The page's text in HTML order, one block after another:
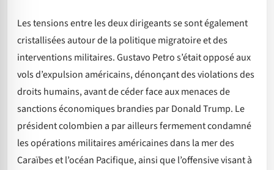
Les tensions entre les deux dirigeants se sont également
cristallisées autour de la politique migratoire et des
interventions militaires. Gustavo Petro s’était opposé aux
vols d’expulsion américains, dénonçant des violations des
droits humains, avant de céder face aux menaces de
sanctions économiques brandies par Donald Trump. Le
président colombien a par ailleurs fermement condamné
les opérations militaires américaines dans la mer des
Caraïbes et l’océan Pacifique, ainsi que l’offensive visant à